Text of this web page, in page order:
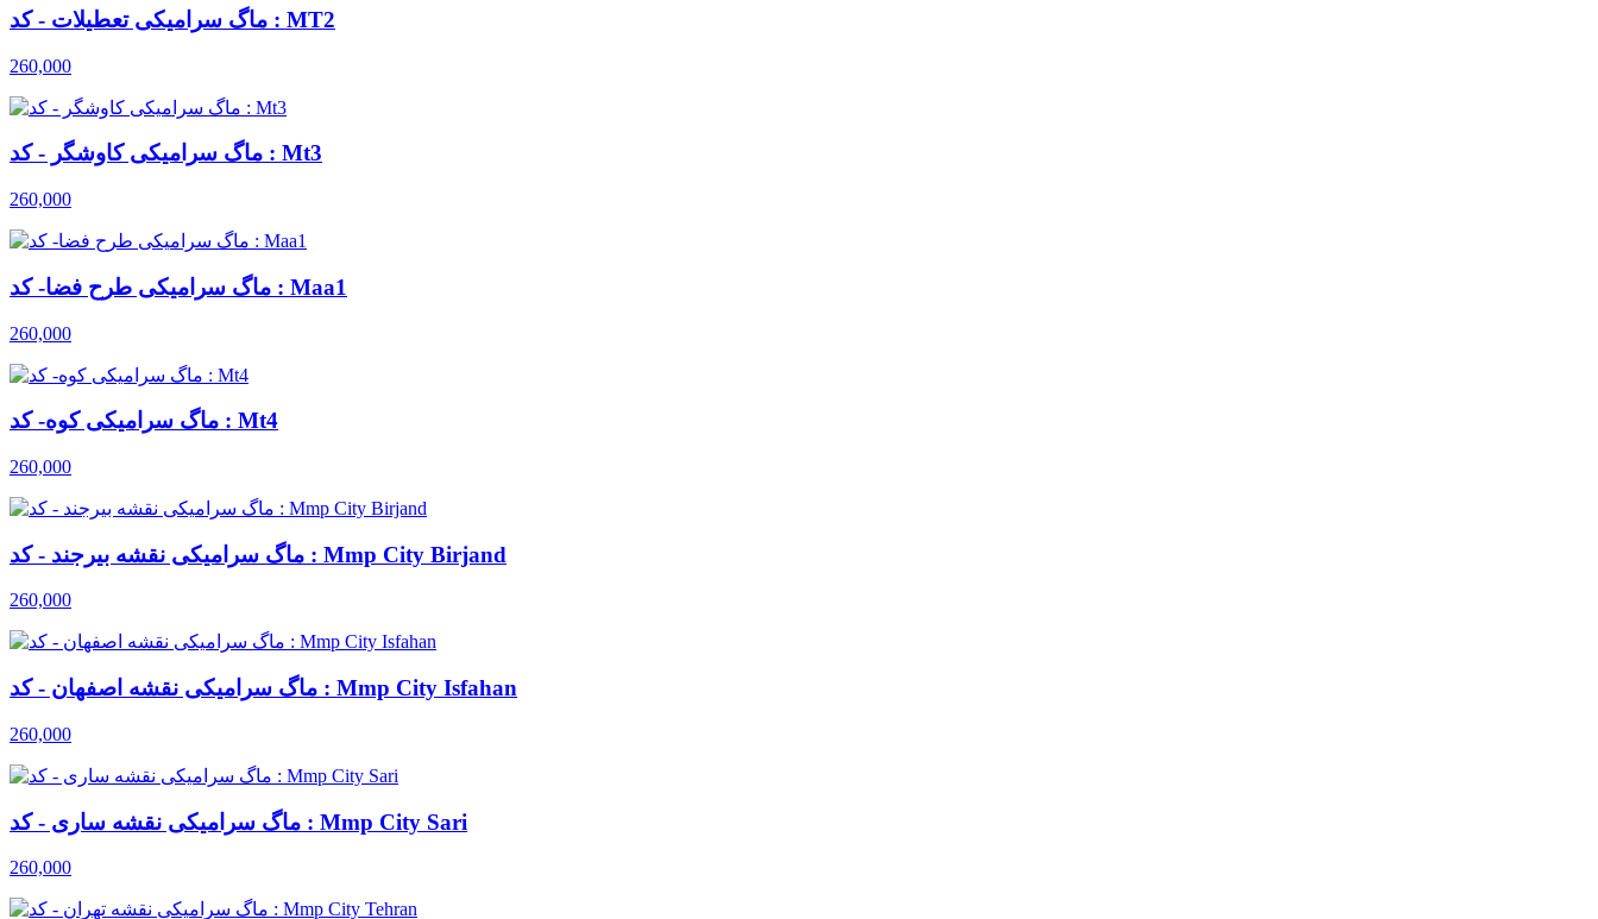
ماگ سرامیکی تعطیلات - کد : MT2
260,000
ماگ سرامیکی کاوشگر - کد : Mt3
260,000
ماگ سرامیکی طرح فضا- کد : Maa1
260,000
ماگ سرامیکی کوه- کد : Mt4
260,000
ماگ سرامیکی نقشه بیرجند - کد : Mmp City Birjand
260,000
ماگ سرامیکی نقشه اصفهان - کد : Mmp City Isfahan
260,000
ماگ سرامیکی نقشه ساری - کد : Mmp City Sari
260,000